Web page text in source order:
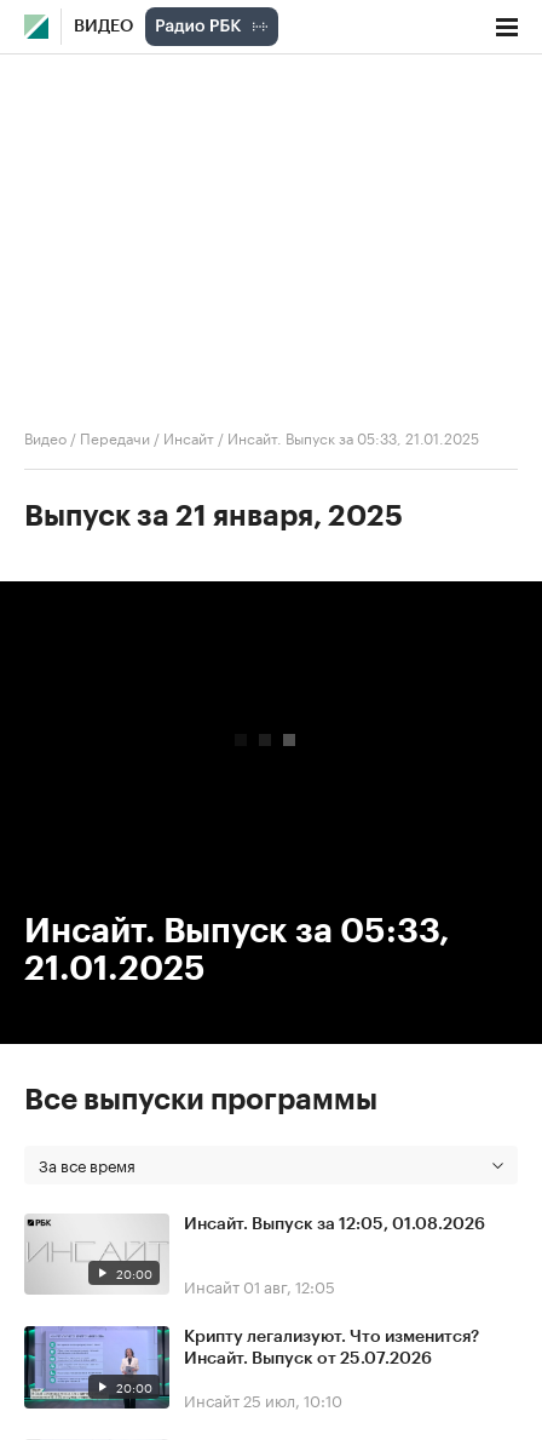
ВИДЕО
Видео / Передачи / Инсайт / Инсайт. Выпуск за 05:33, 21.01.2025
Выпуск за 21 января, 2025
Инсайт. Выпуск за 05:33,
21.01.2025
Все выпуски программы
За все время
20:00
Инсайт. Выпуск за 12:05, 01.08.2026
Инсайт 01 авг, 12:05
20:00
Крипту легализуют. Что изменится?
Инсайт. Выпуск от 25.07.2026
Инсайт 25 июл, 10:10